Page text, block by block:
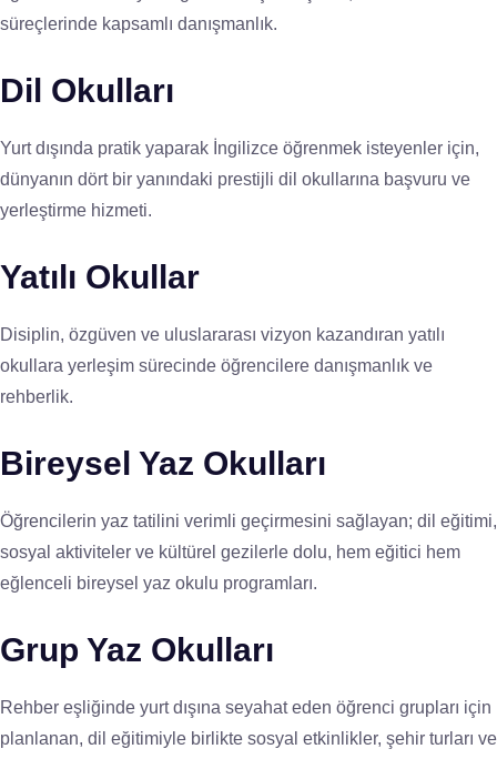
süreçlerinde kapsamlı danışmanlık.
Dil Okulları
Yurt dışında pratik yaparak İngilizce öğrenmek isteyenler için,
dünyanın dört bir yanındaki prestijli dil okullarına başvuru ve
yerleştirme hizmeti.
Yatılı Okullar
Disiplin, özgüven ve uluslararası vizyon kazandıran yatılı
okullara yerleşim sürecinde öğrencilere danışmanlık ve
rehberlik.
Bireysel Yaz Okulları
Öğrencilerin yaz tatilini verimli geçirmesini sağlayan; dil eğitimi,
sosyal aktiviteler ve kültürel gezilerle dolu, hem eğitici hem
eğlenceli bireysel yaz okulu programları.
Grup Yaz Okulları
Rehber eşliğinde yurt dışına seyahat eden öğrenci grupları için
planlanan, dil eğitimiyle birlikte sosyal etkinlikler, şehir turları ve